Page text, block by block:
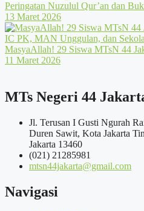
Peringatan Nuzulul Qur’an dan
13 Maret 2026
MasyaAllah! 29 Siswa MTsN 44
11 Maret 2026
MTs Negeri 44
Jl. Terusan I Gusti Ngurah
Duren Sawit, Kota Jakarta
Jakarta 13460
(021) 21285981
mtsn44jakarta@gmail.com
Navigasi